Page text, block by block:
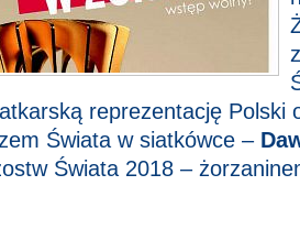
reprezentację Polski
Świata w siatkówce –
Świata 2018 –